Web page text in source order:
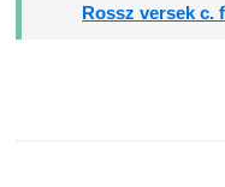
Rossz versek c.